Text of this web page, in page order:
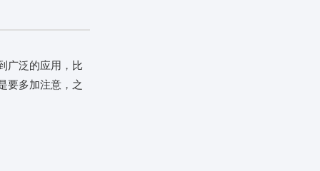
广泛的应用，比
要多加注意，之